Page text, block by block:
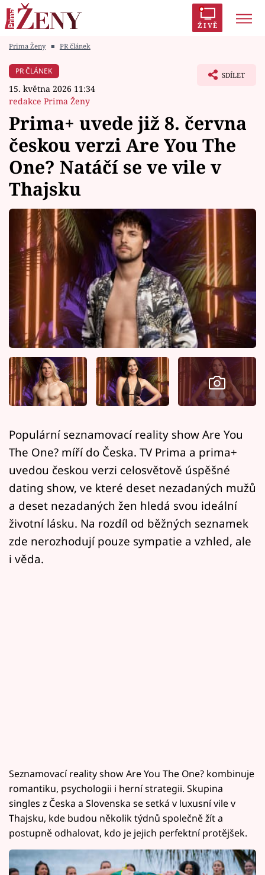
ŽIVĚ
Módní alarm
Témata
Celebrity
Vztahy
Seriály
Horoskopy
Sledujte prima+
Filmový festival Karlovy Vary
Pořady
Mámy sobě
Sledujte nás
Prima Ženy ■ PR článek
PR ČLÁNEK
15. května 2026 11:34
redakce Prima Ženy
SDÍLET
Prima+ uvede již 8. června
českou verzi Are You The
One? Natáčí se ve vile v
Thajsku
Populární seznamovací reality show Are You
The One? míří do Česka. TV Prima a prima+
uvedou českou verzi celosvětově úspěšné
dating show, ve které deset nezadaných mužů
a deset nezadaných žen hledá svou ideální
životní lásku. Na rozdíl od běžných seznamek
zde nerozhodují pouze sympatie a vzhled, ale
i věda.
Seznamovací reality show Are You The One? kombinuje
romantiku, psychologii i herní strategii. Skupina
singles z Česka a Slovenska se setká v luxusní vile v
Thajsku, kde budou několik týdnů společně žít a
postupně odhalovat, kdo je jejich perfektní protějšek.